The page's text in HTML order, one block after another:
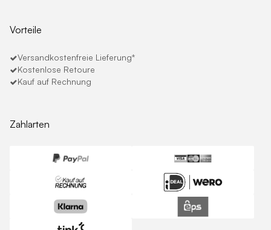
Vorteile
Versandkostenfreie Lieferung*
Kostenlose Retoure
Kauf auf Rechnung
Zahlarten